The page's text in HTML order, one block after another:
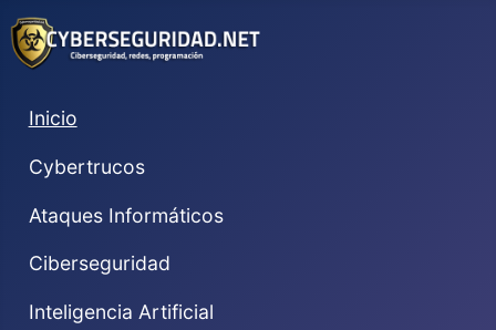
Inicio
Cybertrucos
Ataques Informáticos
Ciberseguridad
Inteligencia Artificial